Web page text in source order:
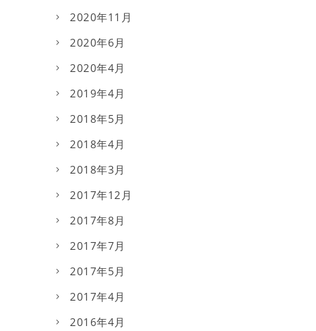
2020年11月
2020年6月
2020年4月
2019年4月
2018年5月
2018年4月
2018年3月
2017年12月
2017年8月
2017年7月
2017年5月
2017年4月
2016年4月